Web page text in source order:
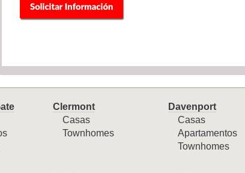
Clermont
Casas
Townhomes
Davenport
Casas
Apartamentos
Townhomes